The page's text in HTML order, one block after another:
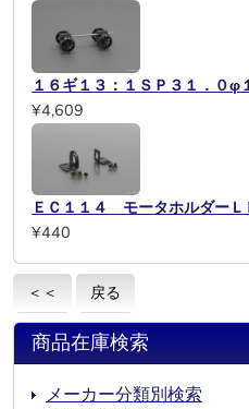
１６ギ１３：１ＳＰ３１．０φ
¥4,609
ＥＣ１１４ モータホルダーＬ
¥440
＜＜ 戻る
商品在庫検索
メーカー分類別検索